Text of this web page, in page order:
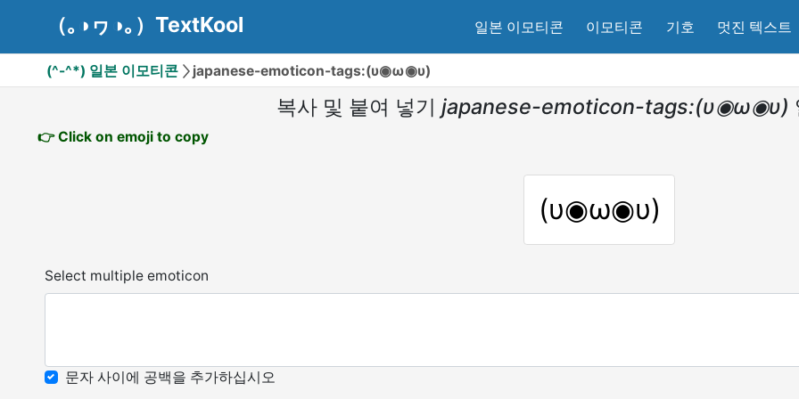
（｡◑ヮ◑｡）TextKool 일본 이모티콘 이모티콘 기호 멋진 텍스트
(^-^*) 일본 이모티콘 japanese-emoticon-tags:(υ◉ω◉υ)
복사 및 붙여 넣기 japanese-emoticon-tags:(υ◉ω◉υ)
👉 Click on emoji to copy
(υ◉ω◉υ)
Select multiple emoticon
문자 사이에 공백을 추가하십시오